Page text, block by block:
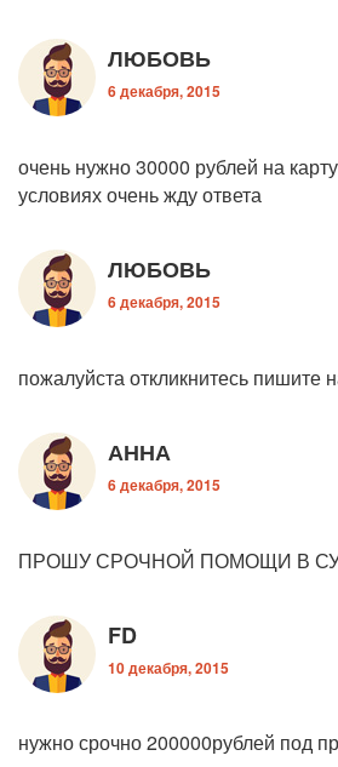
ЛЮБОВЬ
6 декабря, 2015
очень нужно 30000 рублей на
условиях очень жду ответа
ЛЮБОВЬ
6 декабря, 2015
пожалуйста откликнитесь пишите
АННА
6 декабря, 2015
ПРОШУ СРОЧНОЙ ПОМОЩИ В
FD
10 декабря, 2015
нужно срочно 200000рублей под